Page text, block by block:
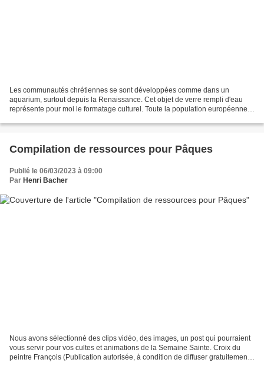
Les communautés chrétiennes se sont développées comme dans un
aquarium, surtout depuis la Renaissance. Cet objet de verre rempli d'eau
représente pour moi le formatage culturel. Toute la population européenne a
Compilation de ressources pour Pâques
Publié le 06/03/2023 à 09:00
Par Henri Bacher
Nous avons sélectionné des clips vidéo, des images, un post qui pourraient
vous servir pour vos cultes et animations de la Semaine Sainte. Croix du
peintre François (Publication autorisée, à condition de diffuser gratuitement)